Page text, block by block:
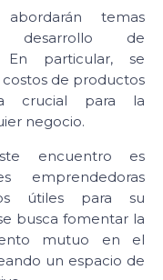
temas
desarrollo de
En particular, se
de productos
crucial para la
negocio.
encuentro es
emprendedoras
útiles para su
busca fomentar la
mutuo en el
un espacio de